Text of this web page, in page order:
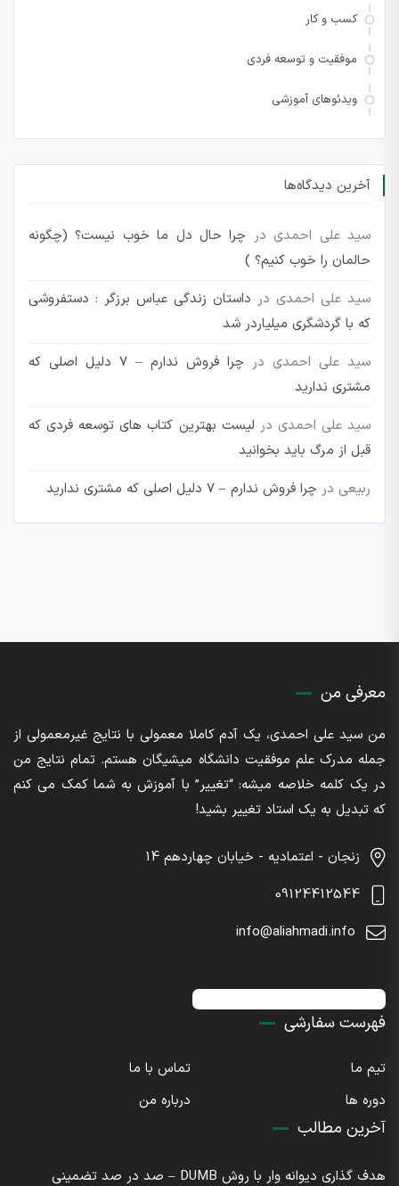
کسب و کار
موفقیت و توسعه فردی
ویدئوهای آموزشی
آخرین دیدگاه‌ها
سید علی احمدی در چرا حال دل ما خوب نیست؟ (چگونه
حالمان را خوب کنیم؟ )
سید علی احمدی در داستان زندگی عباس برزگر : دستفروشی
که با گردشگری میلیاردر شد
سید علی احمدی در
چرا فروش ندارم – 7 دلیل اصلی که
مشتری ندارید
سید علی احمدی در لیست بهترین کتاب های توسعه فردی که
قبل از مرگ باید بخوانید
ربیعی در چرا فروش ندارم – 7 دلیل اصلی که مشتری ندارید
معرفی من
من سید علی احمدی، یک آدم کاملا معمولی با نتایج غیرمعمولی از
جمله مدرک علم موفقیت دانشگاه میشیگان هستم. تمام نتایج من
در یک کلمه خلاصه میشه: “تغییر” با آموزش به شما کمک می کنم
که تبدیل به یک استاد تغییر بشید!
زنجان - اعتمادیه - خیابان چهاردهم 14
09124412544
info@aliahmadi.info
فهرست سفارشی
تیم ما
تماس با ما
دوره ها
درباره من
آخرین مطالب
هدف گذاری دیوانه وار با روش DUMB – صد در صد تضمینی